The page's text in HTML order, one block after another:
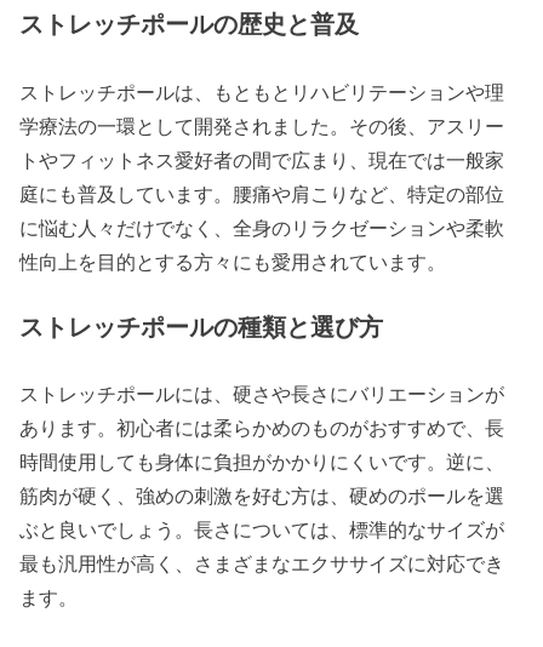
ストレッチポールの歴史と普及
ストレッチポールは、もともとリハビリテーションや理
学療法の一環として開発されました。その後、アスリー
トやフィットネス愛好者の間で広まり、現在では一般家
庭にも普及しています。腰痛や肩こりなど、特定の部位
に悩む人々だけでなく、全身のリラクゼーションや柔軟
性向上を目的とする方々にも愛用されています。
ストレッチポールの種類と選び方
ストレッチポールには、硬さや長さにバリエーションが
あります。初心者には柔らかめのものがおすすめで、長
時間使用しても身体に負担がかかりにくいです。逆に、
筋肉が硬く、強めの刺激を好む方は、硬めのポールを選
ぶと良いでしょう。長さについては、標準的なサイズが
最も汎用性が高く、さまざまなエクササイズに対応でき
ます。